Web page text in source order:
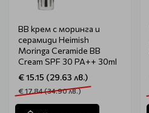
BB крем с моринга и
серамиди Heimish
Moringa Ceramide BB
Cream SPF 30 PA++ 30ml
€ 15.15 (29.63 лв.)
€ 17.84 (34.90 лв.)